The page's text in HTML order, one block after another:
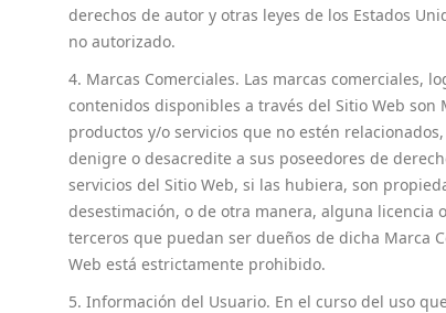
derechos de autor y otras leyes de los Estados
no autorizado.
4. Marcas Comerciales. Las marcas comerciales,
contenidos disponibles a través del Sitio Web
productos y/o servicios que no estén
denigre o desacredite a sus poseedores de
servicios del Sitio Web, si las hubiera, son
desestimación, o de otra manera, alguna licencia
terceros que puedan ser dueños de dicha Marca
Web está estrictamente prohibido.
5. Información del Usuario. En el curso del uso